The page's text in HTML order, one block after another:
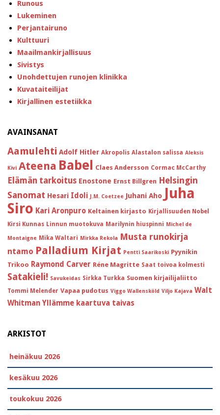
Runous
Lukeminen
Perjantairuno
Kulttuuri
Maailmankirjallisuus
Sivistys
Unohdettujen runojen klinikka
Kuvataiteilijat
Kirjallinen estetiikka
AVAINSANAT
Aamulehti Adolf Hitler Akropolis Alastalon salissa Aleksis
Kivi Ateena Babel Claes Andersson Cormac McCarthy
Elämän tarkoitus Enostone Ernst Billgren Helsingin
Sanomat Hesari Idoli J.M. Coetzee Juhani Aho Juha
Siro Kari Aronpuro Keltainen kirjasto Kirjallisuuden Nobel
Kirsi Kunnas Linnun muotokuva Marilynin hiuspinni Michel de
Montaigne Mika Waltari Mirkka Rekola Musta runokirja
ntamo Palladium Kirjat Pentti Saarikoski Pyynikin
Trikoo Raymond Carver Réne Magritte Saat toivoa kolmesti
Satakieli! Savukeidas Sirkka Turkka Suomen kirjailijaliitto
Tommi Melender Vapaa pudotus Viggo Wallensköld Viljo Kajava Walt
Whitman Yllämme kaartuva taivas
ARKISTOT
heinäkuu 2026
kesäkuu 2026
toukokuu 2026